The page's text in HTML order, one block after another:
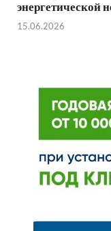
энергетической
15.06.2026